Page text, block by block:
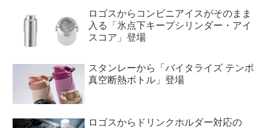
ロゴスからコンビニアイスがそのまま
入る「氷点下キープシリンダー・アイ
スコア」登場
スタンレーから「バイタライズ テンポ
真空断熱ボトル」登場
ロゴスからドリンクホルダー対応の